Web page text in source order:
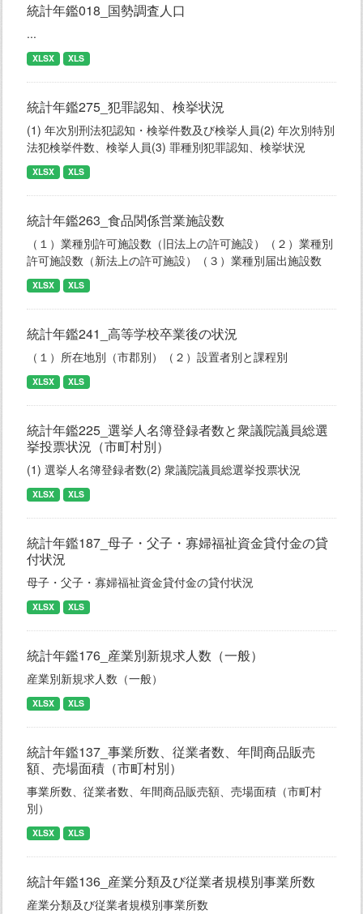
統計年鑑018_国勢調査人口
...
XLSX XLS
統計年鑑275_犯罪認知、検挙状況
(1) 年次別刑法犯認知・検挙件数及び検挙人員(2) 年次別特別
法犯検挙件数、検挙人員(3) 罪種別犯罪認知、検挙状況
XLSX XLS
統計年鑑263_食品関係営業施設数
（１）業種別許可施設数（旧法上の許可施設）（２）業種別
許可施設数（新法上の許可施設）（３）業種別届出施設数
XLSX XLS
統計年鑑241_高等学校卒業後の状況
（１）所在地別（市郡別）（２）設置者別と課程別
XLSX XLS
統計年鑑225_選挙人名簿登録者数と衆議院議員総選
挙投票状況（市町村別）
(1) 選挙人名簿登録者数(2) 衆議院議員総選挙投票状況
XLSX XLS
統計年鑑187_母子・父子・寡婦福祉資金貸付金の貸
付状況
母子・父子・寡婦福祉資金貸付金の貸付状況
XLSX XLS
統計年鑑176_産業別新規求人数（一般）
産業別新規求人数（一般）
XLSX XLS
統計年鑑137_事業所数、従業者数、年間商品販売
額、売場面積（市町村別）
事業所数、従業者数、年間商品販売額、売場面積（市町村
別）
XLSX XLS
統計年鑑136_産業分類及び従業者規模別事業所数
産業分類及び従業者規模別事業所数